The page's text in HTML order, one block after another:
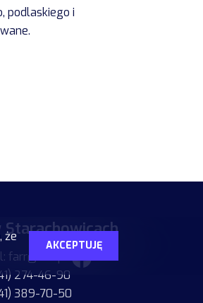
podlaskiego i
że
AKCEPTUJĘ
Starachowicach
farr@farr.pl
274-46-90
389-70-50